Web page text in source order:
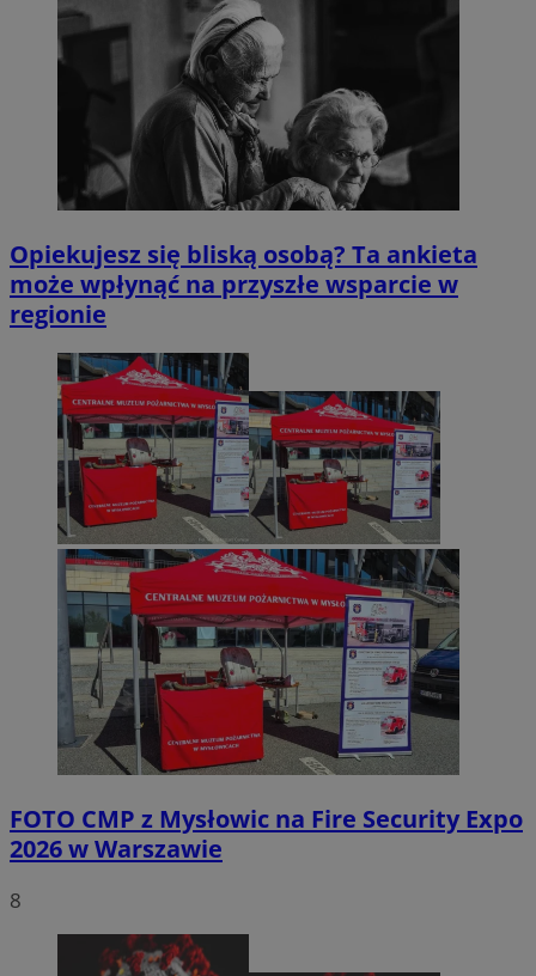
Opiekujesz się bliską osobą? Ta ankieta
może wpłynąć na przyszłe wsparcie w
regionie
FOTO CMP z Mysłowic na Fire Security Expo
2026 w Warszawie
8